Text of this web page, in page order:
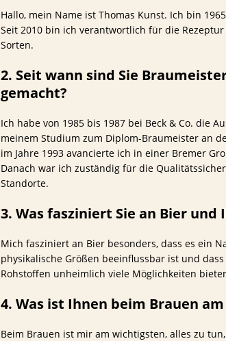
Hallo, mein Name ist Thomas Kunst. Ich bin
Seit 2010 bin ich verantwortlich für die
Sorten.
2. Seit wann sind Sie
gemacht?
Ich habe von 1985 bis 1987 bei Beck & Co. die
meinem Studium zum Diplom-Braumeister an
im Jahre 1993 avancierte ich in einer Bremer
Danach war ich zuständig für die
Standorte.
3. Was fasziniert Sie an Bier und
Mich fasziniert an Bier besonders, dass es ein
physikalische Größen beeinflussbar ist und
Rohstoffen unheimlich viele Möglichkeiten
4. Was ist Ihnen beim Brauen
Beim Brauen ist mir am wichtigsten, alles zu